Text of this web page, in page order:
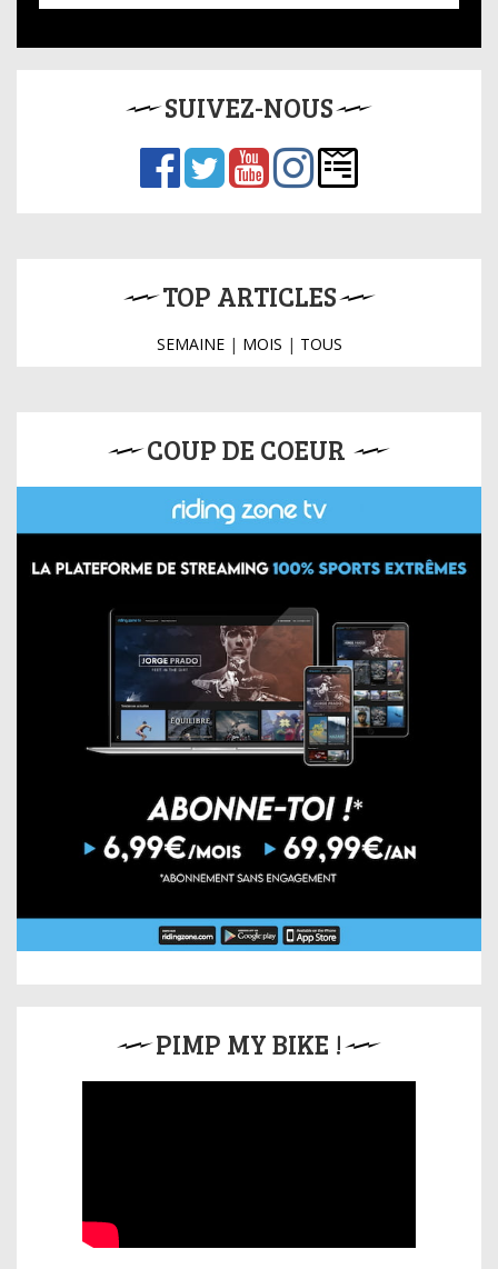
SUIVEZ-NOUS
TOP ARTICLES
SEMAINE| MOIS | TOUS
COUP DE COEUR
PIMP MY BIKE !